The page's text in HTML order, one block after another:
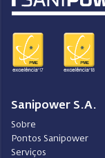
Sanipower S.A.
Sobre
Pontos Sanipower
Serviços